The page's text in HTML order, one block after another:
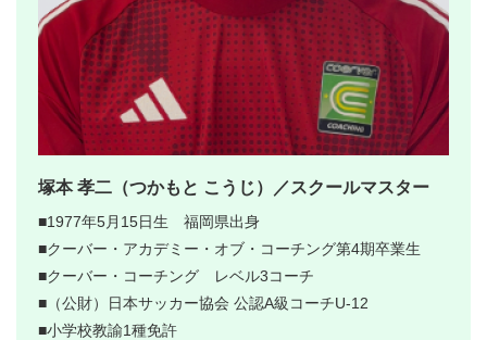
塚本 孝二（つかもと こうじ）／スクールマスター
■1977年5月15日生 福岡県出身
■クーバー・アカデミー・オブ・コーチング第4期卒業生
■クーバー・コーチング レベル3コーチ
■（公財）日本サッカー協会 公認A級コーチU-12
■小学校教諭1種免許